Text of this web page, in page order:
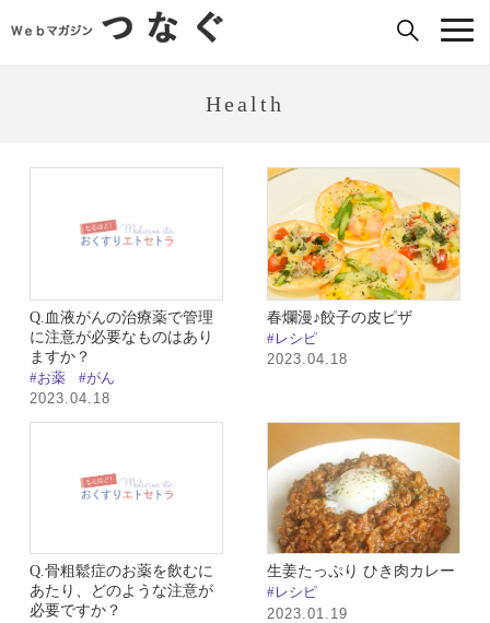
Health
Q.血液がんの治療薬で管理
に注意が必要なものはあり
ますか？
#お薬 #がん
2023.04.18
春爛漫♪餃子の皮ピザ
#レシピ
2023.04.18
Q.骨粗鬆症のお薬を飲むに
あたり、どのような注意が
必要ですか？
生姜たっぷり ひき肉カレー
#レシピ
2023.01.19